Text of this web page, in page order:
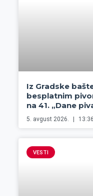
Iz Gradske
besplatnim
na 41. „Dane
5. avgust 2026. 13:36
VESTI